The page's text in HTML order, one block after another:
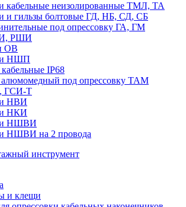
кабельные неизолированные ТМЛ, ТА
и гильзы болтовые ГД, НБ, СД, СБ
под опрессовку ГА, ГМ
РШИ
ОВ
НШП
IP68
алюмомедный под опрессовку ТАМ
ГСИ-Т
НВИ
НКИ
НШВИ
НШВИ на 2 провода
инструмент
и клещи